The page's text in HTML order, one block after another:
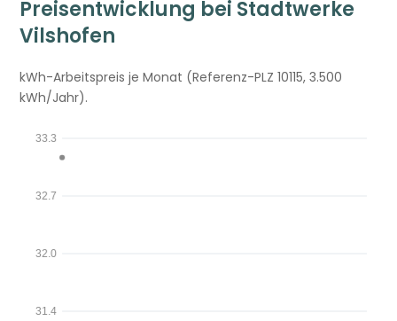
Preisentwicklung bei Stadtwerke
Vilshofen
kWh-Arbeitspreis je Monat (Referenz-PLZ 10115, 3.500
kWh/Jahr).